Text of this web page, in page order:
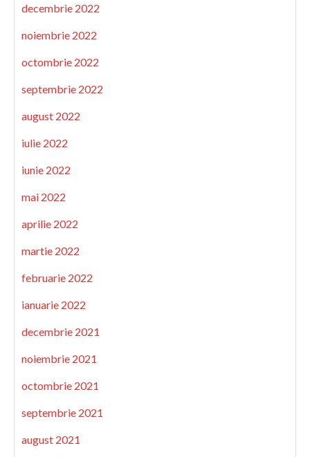
decembrie 2022
noiembrie 2022
octombrie 2022
septembrie 2022
august 2022
iulie 2022
iunie 2022
mai 2022
aprilie 2022
martie 2022
februarie 2022
ianuarie 2022
decembrie 2021
noiembrie 2021
octombrie 2021
septembrie 2021
august 2021